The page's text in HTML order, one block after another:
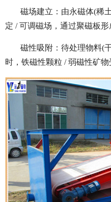
磁场建立：由永磁体(稀
定 / 可调磁场，通过聚磁板
磁性吸附：待处理物料(
时，铁磁性颗粒 / 弱磁性矿